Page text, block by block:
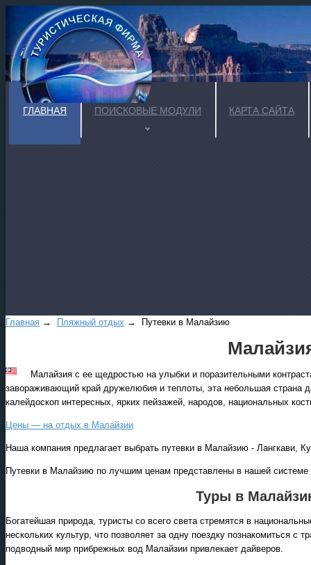
ГЛАВНАЯ ПОИСКОВЫЕ МОДУЛИ КАРТА САЙТА
Главная → Пляжный отдых → Путевки в Малайзию
Малайзия с ее щедростью на улыбки и поразительными
завораживающий край дружелюбия и теплоты, эта небольшая
калейдоскоп интересных, ярких пейзажей, народов, национальных
Цены — на отдых в Малайзии
Наша компания предлагает выбрать путевки в Малайзию - Лангкави,
Путевки в Малайзию по лучшим ценам представлены в нашей
Туры в
Богатейшая природа, туристы со всего света стремятся в
нескольких культур, что позволяет за одну поездку познакомиться с
подводный мир прибрежных вод Малайзии привлекает дайверов.